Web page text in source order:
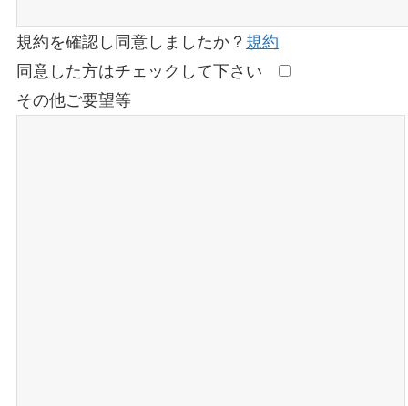
規約を確認し同意しましたか？ 規約
同意した方はチェックして下さい
その他ご要望等